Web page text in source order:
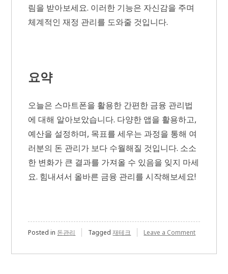
림을 받아보세요. 이러한 기능은 자신감을 주며
체계적인 재정 관리를 도와줄 것입니다.
요약
오늘은 스마트폰을 활용한 간편한 금융 관리법
에 대해 알아보았습니다. 다양한 앱을 활용하고,
예산을 설정하며, 목표를 세우는 과정을 통해 여
러분의 돈 관리가 보다 수월해질 것입니다. 소소
한 변화가 큰 결과를 가져올 수 있음을 잊지 마세
요. 힘내셔서 올바른 금융 관리를 시작해보세요!
Posted in 돈관리 Tagged재테크 Leave a Commenton